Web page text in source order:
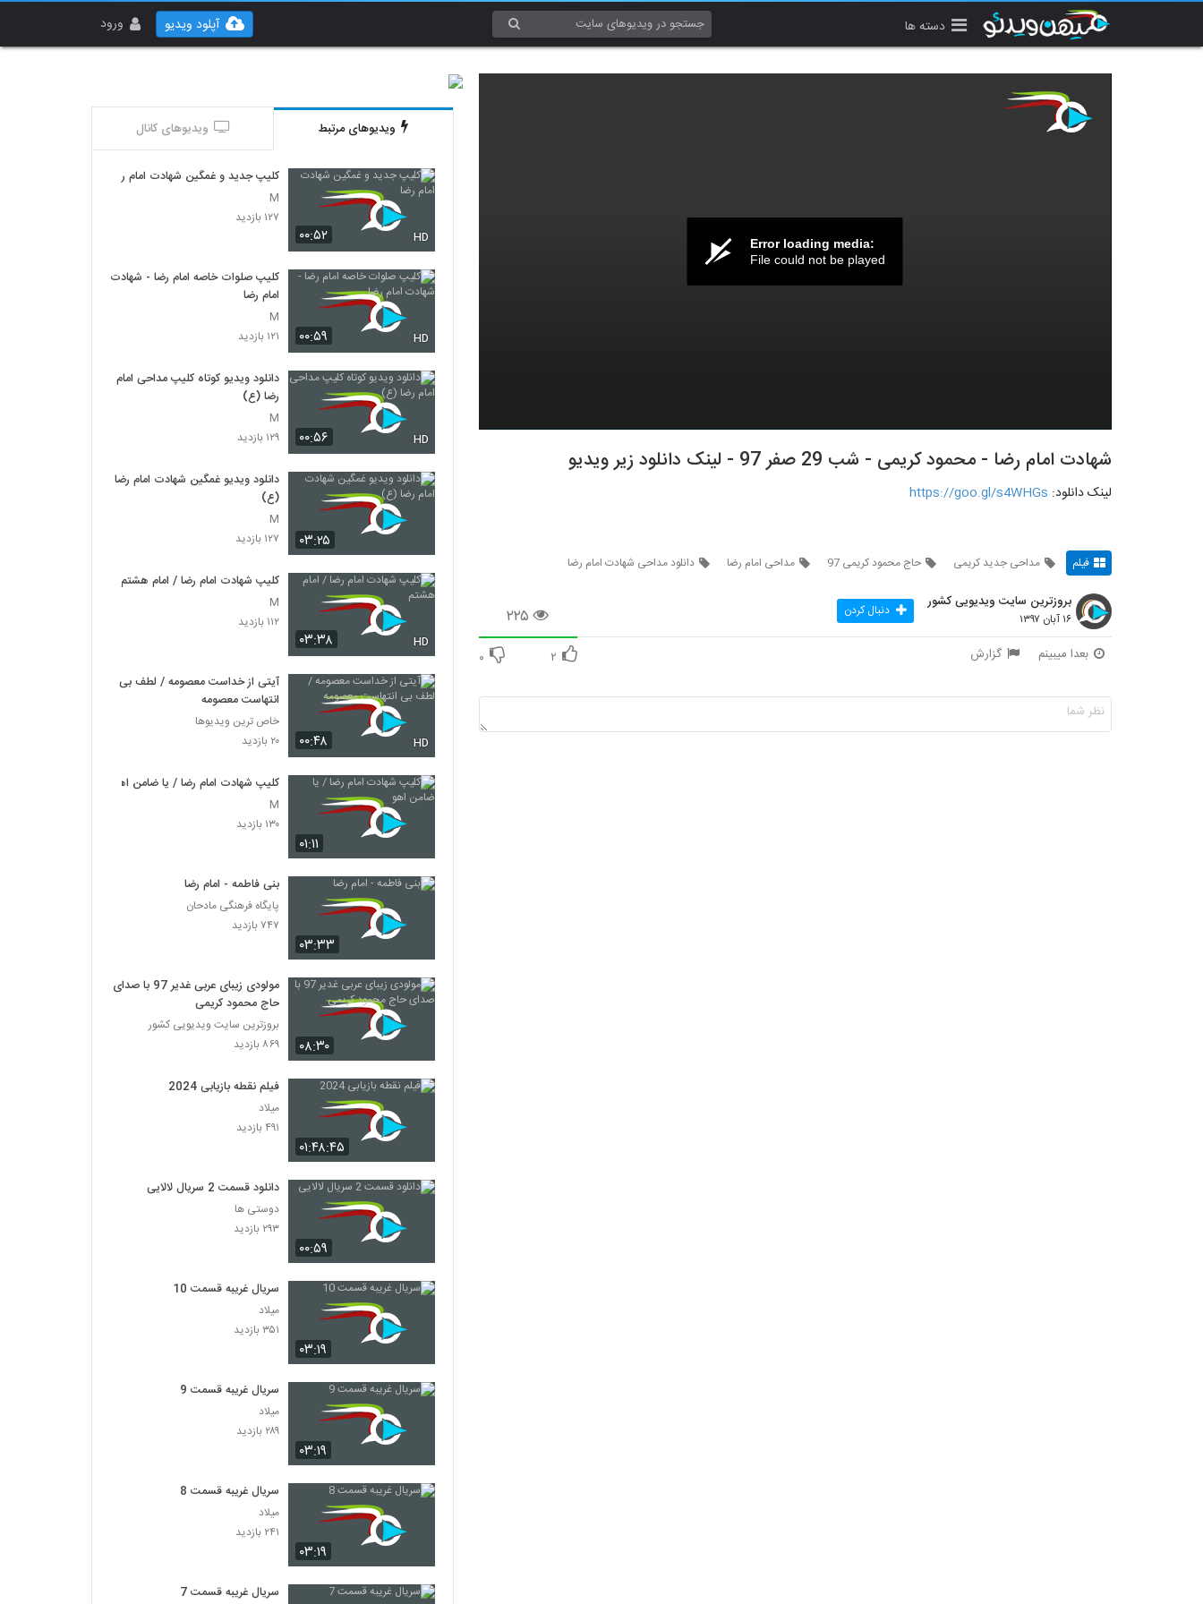
دسته ها ورود آپلود ویدیو
Error loading media:
File could not be played
شهادت امام رضا - محمود کریمی - شب 29 صفر 97 - لینک دانلود زیر ویدیو
لینک دانلود: https://goo.gl/s4WHGs
فیلم مداحی جدید کریمی حاج محمود کریمی 97 مداحی امام رضا دانلود مداحی شهادت امام رضا
۲۲۵
بروزترین سایت ویدیویی کشور
۱۶ آبان ۱۳۹۷ دنبال کردن
بعدا میبینم گزارش ۲ ۰
ویدیوهای مرتبط ویدیوهای کانال
۰۰:۵۲ HD
کلیپ جدید و غمگین شهادت امام رضا
M
۱۲۷ بازدید
۰۰:۵۹ HD
کلیپ صلوات خاصه امام رضا - شهادت
امام رضا
M
۱۲۱ بازدید
۰۰:۵۶ HD
دانلود ویدیو کوتاه کلیپ مداحی امام
رضا (ع)
M
۱۲۹ بازدید
۰۳:۲۵
دانلود ویدیو غمگین شهادت امام رضا
(ع)
M
۱۲۷ بازدید
۰۳:۳۸ HD
کلیپ شهادت امام رضا / امام هشتم
M
۱۱۲ بازدید
۰۰:۴۸ HD
آیتی از خداست معصومه / لطف بی
انتهاست معصومه
خاص ترین ویدیوها
۲۰ بازدید
۰۱:۱۱
کلیپ شهادت امام رضا / یا ضامن اهو
M
۱۳۰ بازدید
۰۳:۳۳
بنی فاطمه - امام رضا
پایگاه فرهنگی مادحان
۷۴۷ بازدید
۰۸:۳۰
مولودی زیبای عربی غدیر 97 با صدای
حاج محمود کریمی
بروزترین سایت ویدیویی کشور
۸۶۹ بازدید
۰۱:۴۸:۴۵
فیلم نقطه بازیابی 2024
میلاد
۴۹۱ بازدید
۰۰:۵۹
دانلود قسمت 2 سریال لالایی
دوستی ها
۲۹۳ بازدید
۰۳:۱۹
سریال غریبه قسمت 10
میلاد
۳۵۱ بازدید
۰۳:۱۹
سریال غریبه قسمت 9
میلاد
۲۸۹ بازدید
۰۳:۱۹
سریال غریبه قسمت 8
میلاد
۲۴۱ بازدید
سریال غریبه قسمت 7